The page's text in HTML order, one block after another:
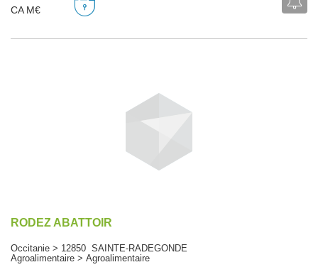
CA M€
RODEZ ABATTOIR
Occitanie > 12850 SAINTE-RADEGONDE
Agroalimentaire > Agroalimentaire